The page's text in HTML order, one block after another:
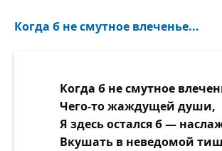
Когда б не смутное влеченье...
Когда б не смутное
Чего-то жаждущей души,
Я здесь остался б —
Вкушать в неведомой